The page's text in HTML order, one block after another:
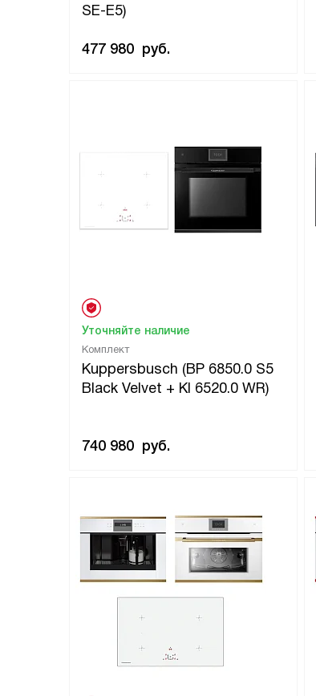
SE-E5)
477 980 руб.
Комплект
Kuppersbusch (BP 6850.0 S5
Black Velvet + KI 6520.0 WR)
Уточняйте наличие
740 980 руб.